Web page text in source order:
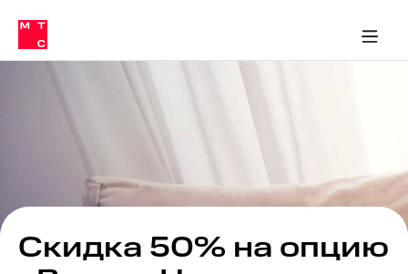
связь
Сервисы и подписки
30% на связь
кабинеты
Мобильная
Спутниковое
ТВ
Деньги
в МТС
Роуминг
Личный
Скидка 50% на опцию